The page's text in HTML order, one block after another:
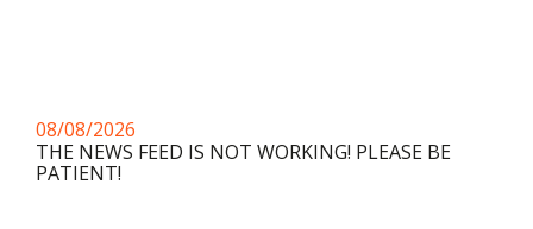
08/08/2026
THE NEWS FEED IS NOT WORKING! PLEASE BE
PATIENT!